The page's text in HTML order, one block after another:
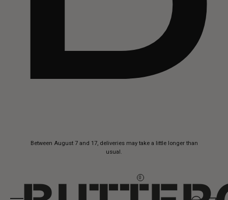
Between August 7 and 17, deliveries may take a little longer than
usual.
0